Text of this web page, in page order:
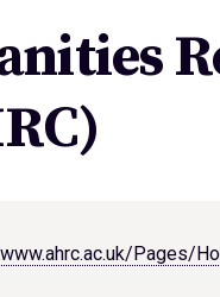
Pages/